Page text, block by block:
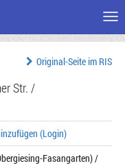
Original-Seite im RIS
Str. /
(Login)
Fasangarten) /